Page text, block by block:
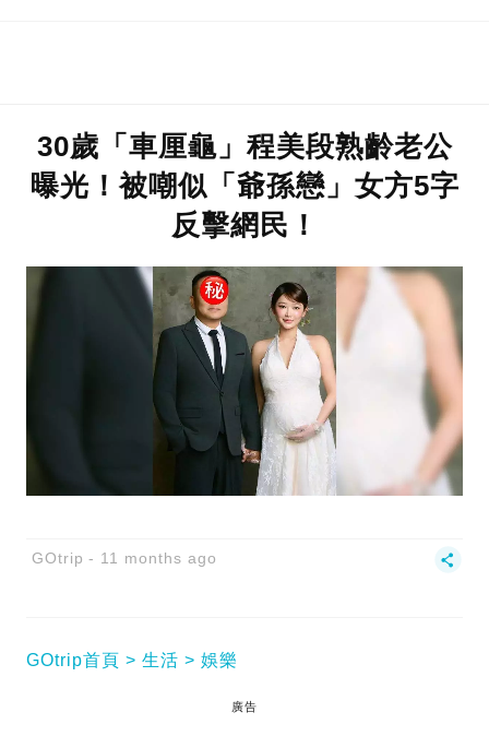
30歲「車厘龜」程美段熟齡老公
曝光！被嘲似「爺孫戀」女方5字
反擊網民！
GOtrip 11 months ago
GOtrip首頁 生活 娛樂
廣告